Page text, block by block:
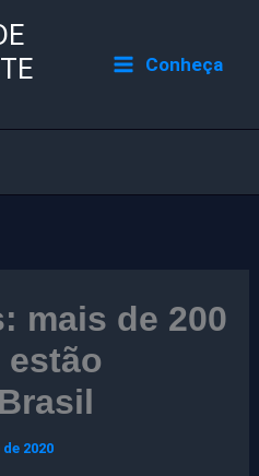
Conheça
mais de 200
estão
2020